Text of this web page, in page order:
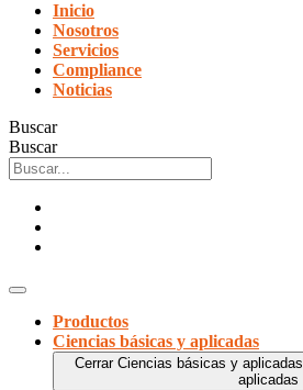
Inicio
Nosotros
Servicios
Compliance
Noticias
Buscar
Buscar
Productos
Ciencias básicas y aplicadas
Cerrar Ciencias básicas y aplicadas
aplicadas